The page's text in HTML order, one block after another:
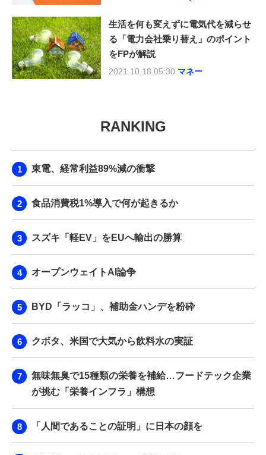
生活を何も変えずに電気代を減らせ
る「電力会社乗り替え」のポイント
をFPが解説
2021.10.18 05:30 マネー
RANKING
東電、経常利益89%減の衝撃
食品消費税1%導入で何が起きるか
スズキ「軽EV」をEUへ輸出の勝算
オープンウェイトAI論争
BYD「ラッコ」、補助金ハンデを粉砕
クボタ、米国で大気から飲料水の実証
無味無臭で15種類の栄養を補給…フードテック企業
が挑む「栄養インフラ」構想
「人間であることの証明」に日本の顔を